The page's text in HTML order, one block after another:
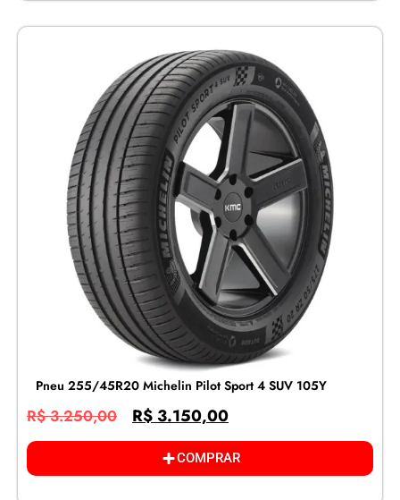
Pneu 255/45R20 Michelin Pilot Sport 4 SUV 105Y
R$3.250,00 R$ 3.150,00
COMPRAR